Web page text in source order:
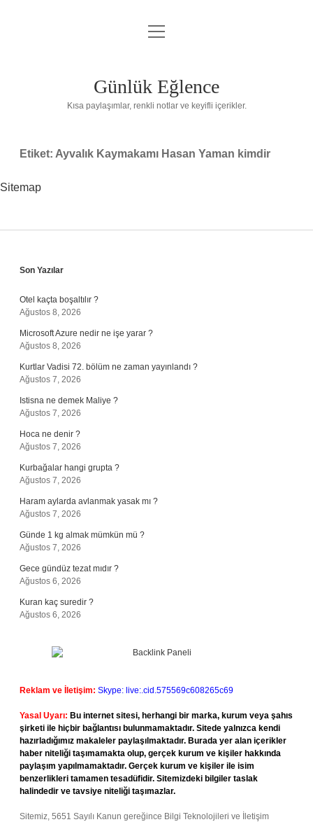
Anasayfa
Yasal Uyarı
menüyü
Günlük Eğlence
Kısa paylaşımlar, renkli notlar ve keyifli içerikler.
Etiket: Ayvalık Kaymakamı Hasan Yaman kimdir
Sitemap
Sidebar
Son Yazılar
Otel kaçta boşaltılır ?
Ağustos 8, 2026
Microsoft Azure nedir ne işe yarar ?
Ağustos 8, 2026
Kurtlar Vadisi 72. bölüm ne zaman yayınlandı ?
Ağustos 7, 2026
Istisna ne demek Maliye ?
Ağustos 7, 2026
Hoca ne denir ?
Ağustos 7, 2026
Kurbağalar hangi grupta ?
Ağustos 7, 2026
Haram aylarda avlanmak yasak mı ?
Ağustos 7, 2026
Günde 1 kg almak mümkün mü ?
Ağustos 7, 2026
Gece gündüz tezat mıdır ?
Ağustos 6, 2026
Kuran kaç suredir ?
Ağustos 6, 2026
Reklam ve İletişim: Skype: live:.cid.575569c608265c69
Yasal Uyarı: Bu internet sitesi, herhangi bir marka, kurum veya şahıs
şirketi ile hiçbir bağlantısı bulunmamaktadır. Sitede yalnızca kendi
hazırladığımız makaleler paylaşılmaktadır. Burada yer alan içerikler
haber niteliği taşımamakta olup, gerçek kurum ve kişiler hakkında
paylaşım yapılmamaktadır. Gerçek kurum ve kişiler ile isim
benzerlikleri tamamen tesadüfidir. Sitemizdeki bilgiler taslak
halindedir ve tavsiye niteliği taşımazlar.
Sitemiz, 5651 Sayılı Kanun gereğince Bilgi Teknolojileri ve İletişim